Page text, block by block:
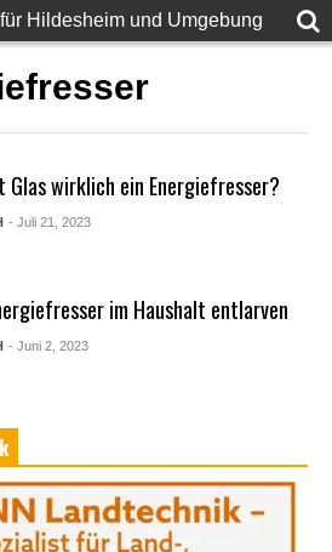
Hildesheim und Umgebung
Glas wirklich ein Energiefresser?
- Juli 21, 2023
im Haushalt entlarven
- Juni 2, 2023